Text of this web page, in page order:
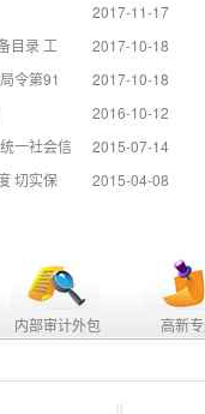
2017-11-17
2017-10-18
目录 工
2017-10-18
令第91
2016-10-12
2015-07-14
一社会信
2015-04-08
切实保
内部审计外包 高新